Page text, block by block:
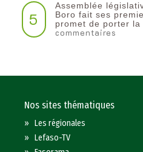
5
Assemblée
Boro fait ses
promet de porter la
commentaires
Nos sites thématiques
»Les régionales
»Lefaso-TV